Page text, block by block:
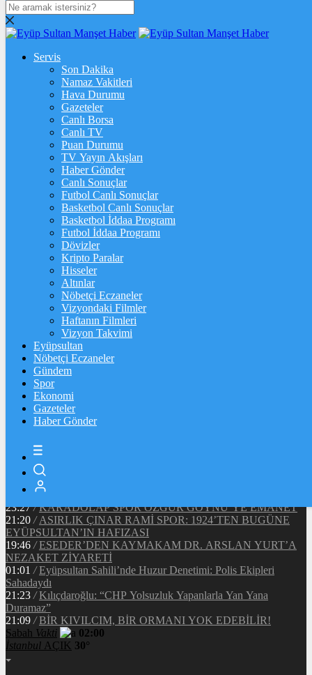
DOLAR
47,7217$% 0.04
EURO
% -0.15
STERLİN
% -0.07
GRAM ALTIN
%0,04
%-0,17
BİTCOİN
ETHEREUM
TETHER
Servis
Son Dakika
Namaz Vakitleri
Hava Durumu
Gazeteler
Canlı Borsa
Canlı TV
Puan Durumu
TV Yayın Akışları
Haber Gönder
Canlı Sonuçlar
Futbol Canlı Sonuçlar
Basketbol Canlı Sonuçlar
Basketbol İddaa Programı
Futbol İddaa Programı
Dövizler
Kripto Paralar
Hisseler
Altınlar
Nöbetçi Eczaneler
Vizyondaki Filmler
Haftanın Filmleri
Vizyon Takvimi
Eyüpsultan
Nöbetçi Eczaneler
Gündem
Spor
Ekonomi
Gazeteler
Haber Gönder
20:37 / CHP EYÜPSULTAN İLÇE ÖRGÜTÜ ÜYELERİ
/ MHP EYÜPSULTAN TEŞKİLATI’NIN ACI GÜNÜ
13:33
/ BAŞKAN DR. MİTHAT BÜLENT ÖZMEN’DEN
KAMUOYUNA AÇIKLAMA
Makyaj Sanatçısı Uzay Damla Yıldız, Uluslararası
Başarılarıyla Türkiye’yi Temsil Ediyor
23:27 / KARADOLAP SPOR ÖZGÜR GÖYNÜ’YE EMANET
21:20 / ASIRLIK ÇINAR RAMİ SPOR: 1924’TEN BUGÜNE
EYÜPSULTAN’IN HAFIZASI
19:46 / ESEDER’DEN KAYMAKAM DR. ARSLAN YURT’A
NEZAKET ZİYARETİ
01:01 / Eyüpsultan Sahili’nde Huzur Denetimi: Polis Ekipleri
Sahadaydı
21:23 / Kılıçdaroğlu: “CHP Yolsuzluk Yapanlarla Yan Yana
Duramaz”
21:09 / BİR KIVILCIM, BİR ORMANI YOK EDEBİLİR!
Sabah Vakti
02:00
İstanbul AÇIK 30°